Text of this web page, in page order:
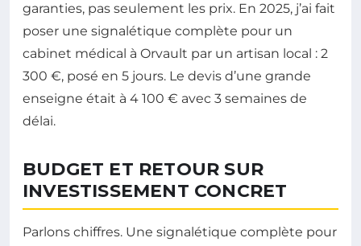
garanties, pas seulement les prix. En 2025, j’ai fait
poser une signalétique complète pour un
cabinet médical à Orvault par un artisan local : 2
300 €, posé en 5 jours. Le devis d’une grande
enseigne était à 4 100 € avec 3 semaines de
délai.
BUDGET ET RETOUR SUR
INVESTISSEMENT CONCRET
Parlons chiffres. Une signalétique complète pour